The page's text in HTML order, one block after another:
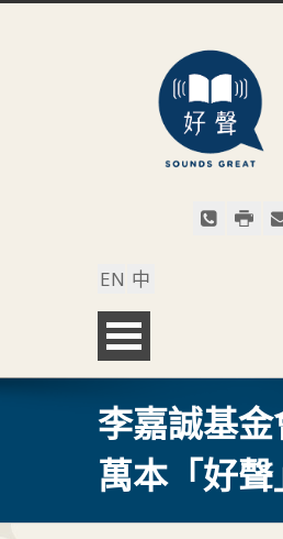
EN 中
李嘉誠基
萬本「好